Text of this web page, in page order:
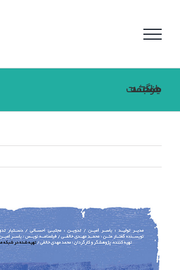
مستند بازگشت جمجمه ها
مشاهده
تصویر
بزرگتر